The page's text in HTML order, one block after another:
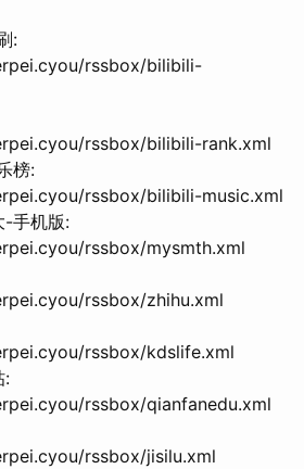
:
rssbox/bilibili-
rssbox/bilibili-rank.xml
榜:
rssbox/bilibili-music.xml
-手机版:
rssbox/mysmth.xml
rssbox/zhihu.xml
rssbox/kdslife.xml
:
rssbox/qianfanedu.xml
rssbox/jisilu.xml